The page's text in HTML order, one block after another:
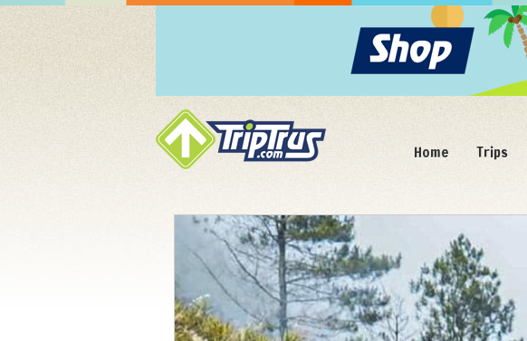
Home Trips